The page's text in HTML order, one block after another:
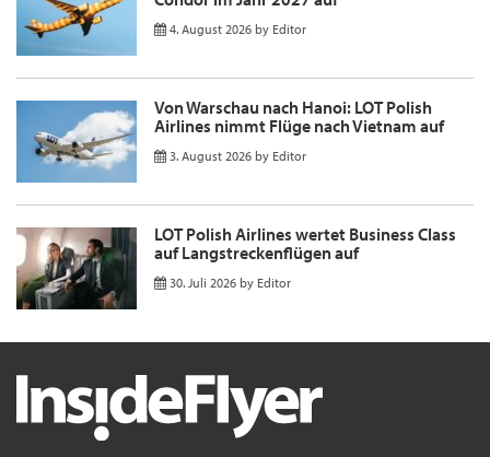
4. August 2026 by Editor
Von Warschau nach Hanoi: LOT Polish
Airlines nimmt Flüge nach Vietnam auf
3. August 2026 by Editor
LOT Polish Airlines wertet Business Class
auf Langstreckenflügen auf
30. Juli 2026 by Editor